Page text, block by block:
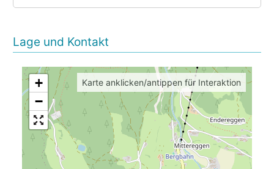
Lage und Kontakt
+
−
Karte anklicken/antippen für Interaktion